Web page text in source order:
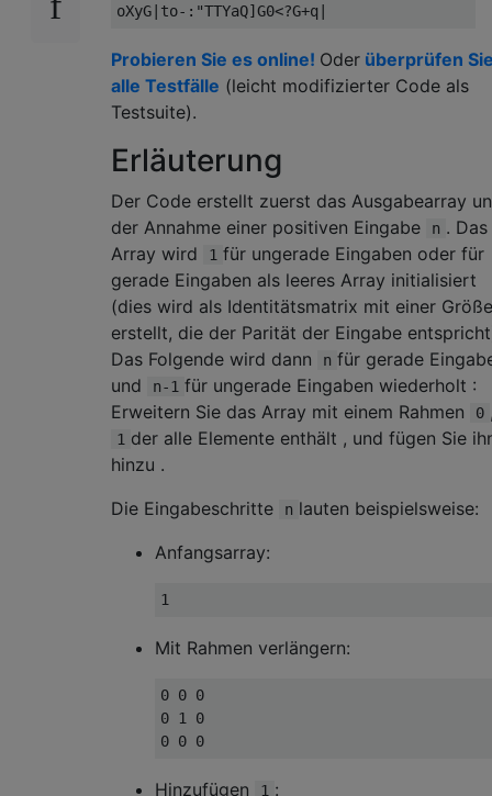
Probieren Sie es online! Oder überprüfen
alle Testfälle (leicht modifizierter Code als
Testsuite).
Erläuterung
Der Code erstellt zuerst das Ausgabearray
der Annahme einer positiven Eingabe
n . Das
Array wird
1 für ungerade Eingaben oder für
gerade Eingaben als leeres Array initialisiert
(dies wird als Identitätsmatrix mit einer Größe
erstellt, die der Parität der Eingabe
Das Folgende wird dann
n für gerade
und
n-1 für ungerade Eingaben wiederholt :
Erweitern Sie das Array mit einem Rahmen
0
1 der alle Elemente enthält , und fügen Sie
hinzu .
Die Eingabeschritte
n lauten beispielsweise:
Anfangsarray:
Mit Rahmen verlängern:
0 0 0
0 1 0
Hinzufügen 1 :